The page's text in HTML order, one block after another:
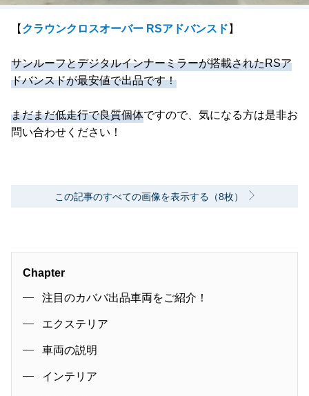
【 クラウンクロスオーバー RSアドバンスド 】
サンルーフとデジタルインナーミラーが搭載されたRSア
ドバンスドが最安値で出品です！
まだまだ低走行で良質個体ですので、気になる方は是非お
問い合わせください！
この記事のすべての画像を表示する（8枚）
Chapter
注目のカババ出品車両をご紹介！
エクステリア
車両の説明
インテリア